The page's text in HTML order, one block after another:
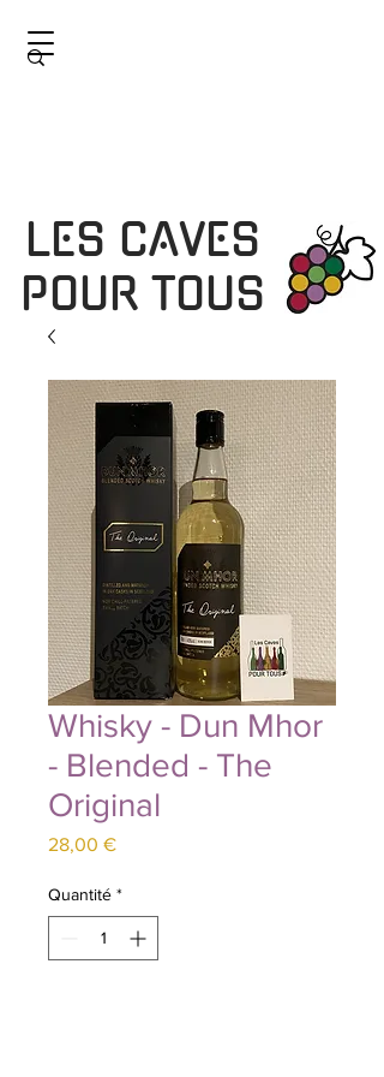
LES CAVES
POUR TOUS
Whisky - Dun Mhor
- Blended - The
Original
28,00 €Prix
Quantité *